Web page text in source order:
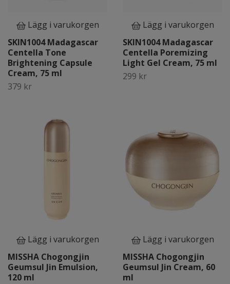
Lägg i varukorgen
SKIN1004 Madagascar
Centella Tone
Brightening Capsule
Cream, 75 ml
379 kr
Lägg i varukorgen
SKIN1004 Madagascar
Centella Poremizing
Light Gel Cream, 75 ml
299 kr
Lägg i varukorgen
MISSHA Chogongjin
Geumsul Jin Emulsion,
120 ml
Lägg i varukorgen
MISSHA Chogongjin
Geumsul Jin Cream, 60
ml